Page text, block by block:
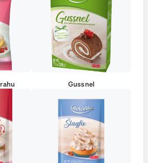
Gussnel